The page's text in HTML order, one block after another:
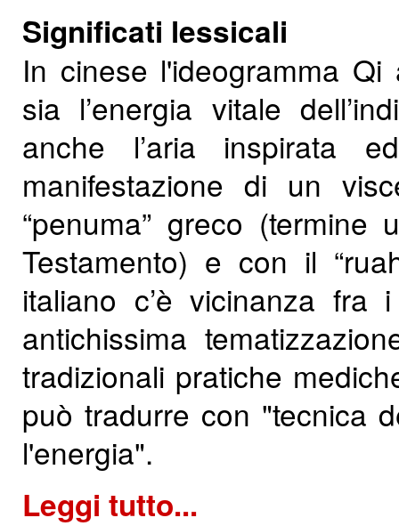
Significati lessicali
In cinese l'ideogramma
sia l’energia vitale
anche l’aria inspirata
manifestazione di un
“penuma” greco (termine
Testamento) e con il
italiano c’è vicinanza fra
antichissima
tradizionali pratiche
può tradurre con "tecnica
l'energia".
Leggi tutto...